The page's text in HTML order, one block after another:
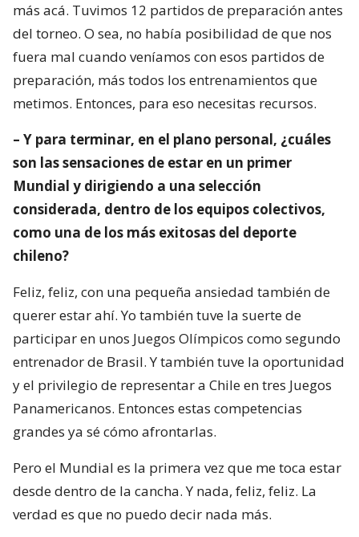
más acá. Tuvimos 12 partidos de preparación antes
del torneo. O sea, no había posibilidad de que nos
fuera mal cuando veníamos con esos partidos de
preparación, más todos los entrenamientos que
metimos. Entonces, para eso necesitas recursos.
– Y para terminar, en el plano personal, ¿cuáles
son las sensaciones de estar en un primer
Mundial y dirigiendo a una selección
considerada, dentro de los equipos colectivos,
como una de los más exitosas del deporte
chileno?
Feliz, feliz, con una pequeña ansiedad también de
querer estar ahí. Yo también tuve la suerte de
participar en unos Juegos Olímpicos como segundo
entrenador de Brasil. Y también tuve la oportunidad
y el privilegio de representar a Chile en tres Juegos
Panamericanos. Entonces estas competencias
grandes ya sé cómo afrontarlas.
Pero el Mundial es la primera vez que me toca estar
desde dentro de la cancha. Y nada, feliz, feliz. La
verdad es que no puedo decir nada más.